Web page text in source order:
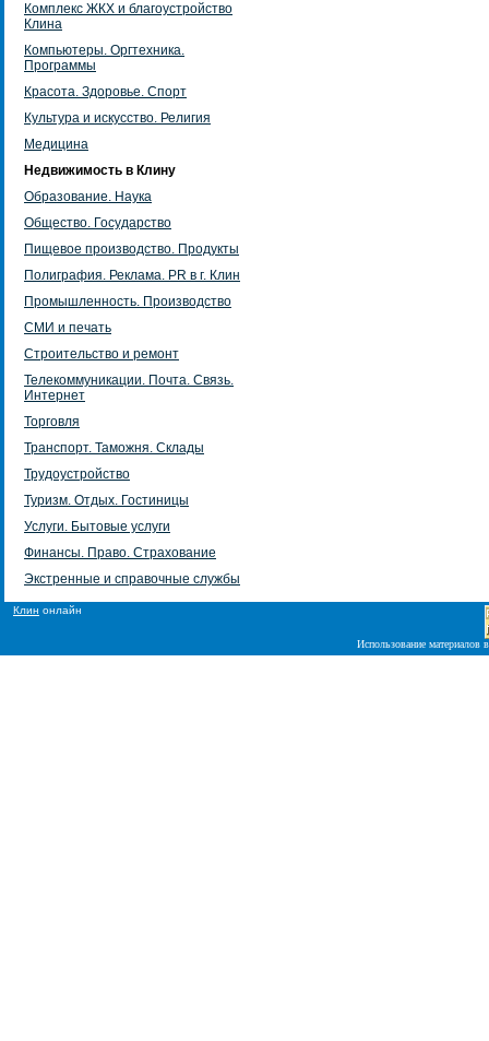
Комплекс ЖКХ и благоустройство
Клина
Компьютеры. Оргтехника.
Программы
Красота. Здоровье. Спорт
Культура и искусство. Религия
Медицина
Недвижимость в Клину
Образование. Наука
Общество. Государство
Пищевое производство. Продукты
Полиграфия. Реклама. PR в г. Клин
Промышленность. Производство
СМИ и печать
Строительство и ремонт
Телекоммуникации. Почта. Связь.
Интернет
Торговля
Транспорт. Таможня. Склады
Трудоустройство
Туризм. Отдых. Гостиницы
Услуги. Бытовые услуги
Финансы. Право. Страхование
Экстренные и справочные службы
Клин онлайн
Использование материалов